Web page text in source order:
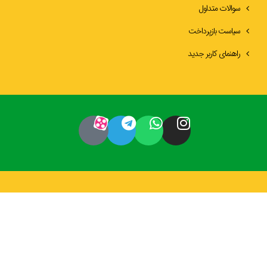
سوالات متداول
سیاست بازپرداخت
راهنمای کاربر جدید